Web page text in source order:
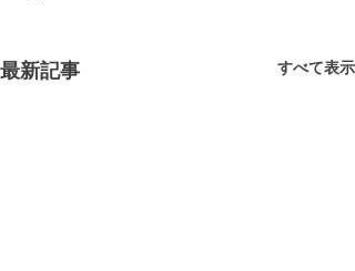
最新記事 すべて表示